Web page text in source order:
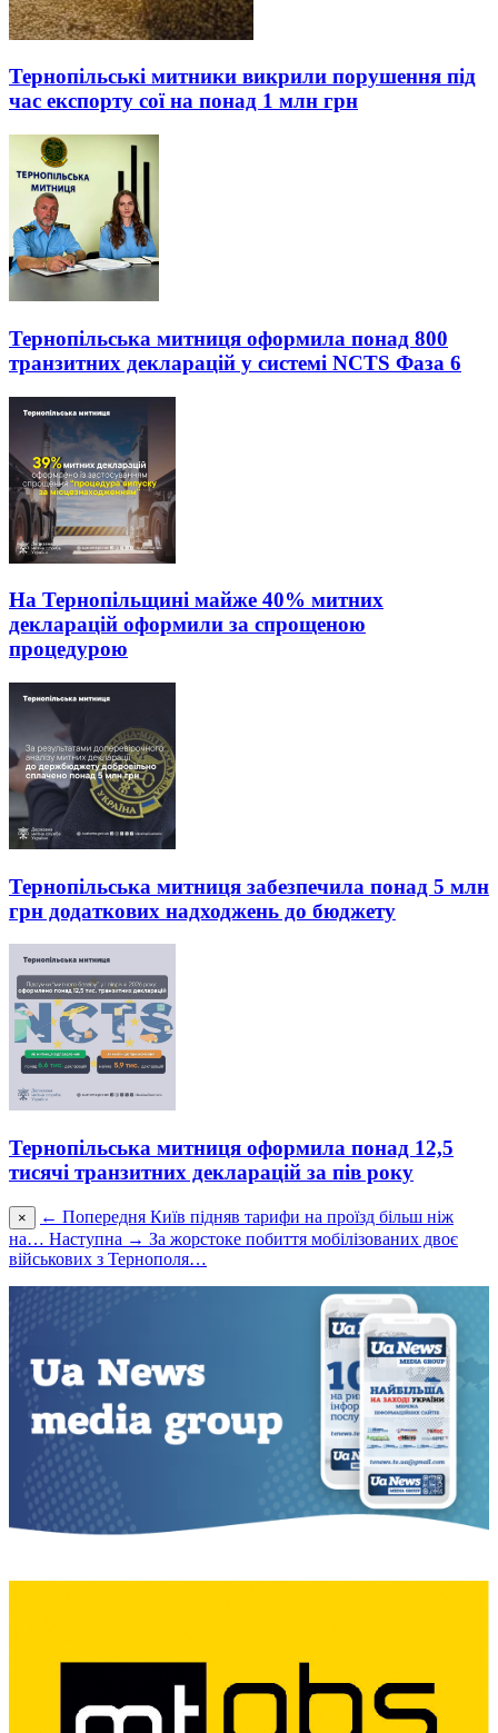
Тернопільські митники викрили порушення під
час експорту сої на понад 1 млн грн
Тернопільська митниця оформила понад 800
транзитних декларацій у системі NCTS Фаза 6
На Тернопільщині майже 40% митних
декларацій оформили за спрощеною
процедурою
Тернопільська митниця забезпечила понад 5 млн
грн додаткових надходжень до бюджету
Тернопільська митниця оформила понад 12,5
тисячі транзитних декларацій за пів року
× ← Попередня Київ підняв тарифи на проїзд більш ніж
на… Наступна → За жорстоке побиття мобілізованих двоє
військових з Тернополя…